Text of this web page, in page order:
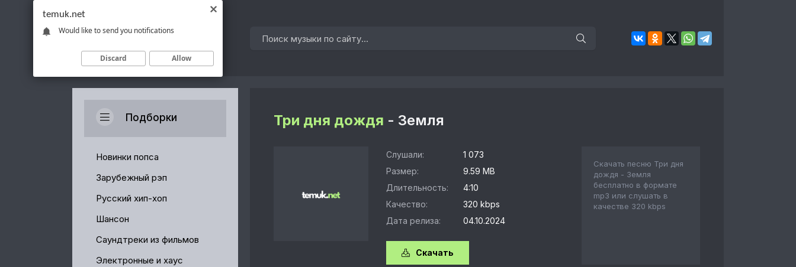
Подборки
Новинки попса
Зарубежный рэп
Русский хип-хоп
Шансон
Саундтреки из фильмов
Электронные и хаус
Три дня дождя - Земля
Слушали:
1 073
Размер:
9.59 MB
Длительность:
4:10
Качество:
320 kbps
Дата релиза:
04.10.2024
Скачать
Скачать песню Три дня
дождя - Земля
бесплатно в формате
mp3 или слушать в
качестве 320 kbps
temuk.net
Would like to send you notifications
Discard Allow